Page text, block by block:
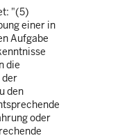
"(5)
einer in
Aufgabe
die
der
den
oder